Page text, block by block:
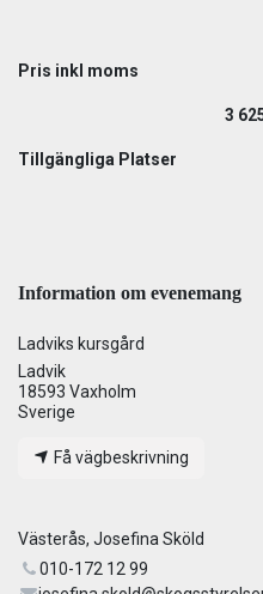
Pris inkl moms
3
Tillgängliga Platser
Information om evenemang
Ladviks kursgård
Ladvik
18593 Vaxholm
Sverige
Få vägbeskrivning
Västerås, Josefina Sköld
010-172 12 99